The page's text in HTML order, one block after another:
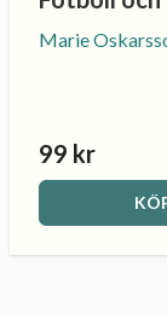
Marie
99 kr